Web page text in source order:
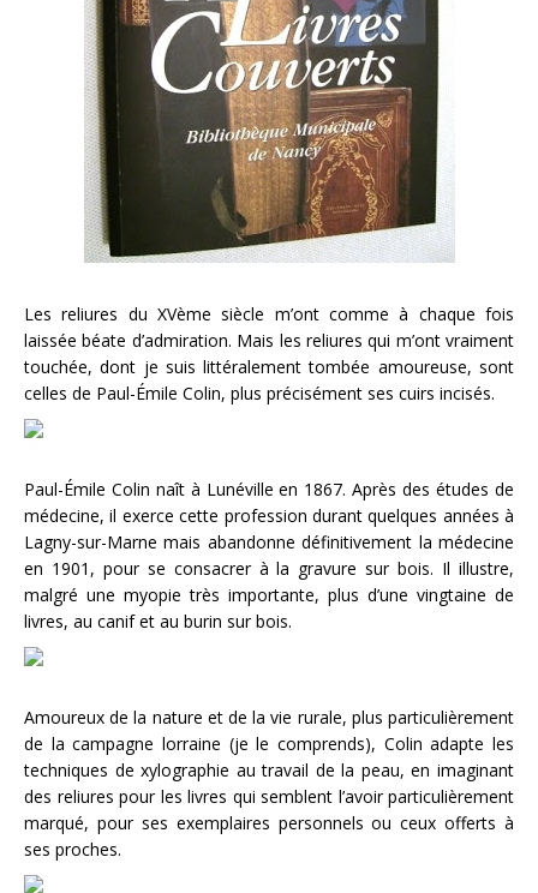
Les reliures du XVème siècle m’ont comme à chaque fois
laissée béate d’admiration. Mais les reliures qui m’ont vraiment
touchée, dont je suis littéralement tombée amoureuse, sont
celles de Paul-Émile Colin, plus précisément ses cuirs incisés.
Paul-Émile Colin naît à Lunéville en 1867. Après des études de
médecine, il exerce cette profession durant quelques années à
Lagny-sur-Marne mais abandonne définitivement la médecine
en 1901, pour se consacrer à la gravure sur bois. Il illustre,
malgré une myopie très importante, plus d’une vingtaine de
livres, au canif et au burin sur bois.
Amoureux de la nature et de la vie rurale, plus particulièrement
de la campagne lorraine (je le comprends), Colin adapte les
techniques de xylographie au travail de la peau, en imaginant
des reliures pour les livres qui semblent l’avoir particulièrement
marqué, pour ses exemplaires personnels ou ceux offerts à
ses proches.